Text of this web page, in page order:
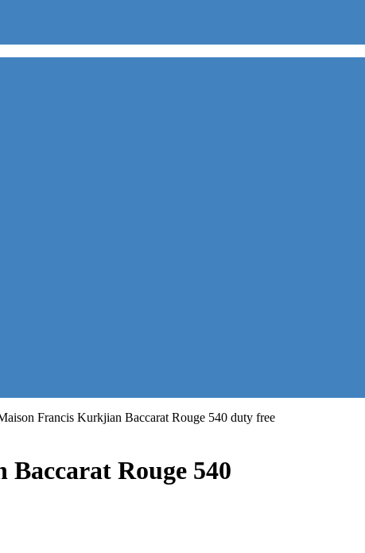
Francis Kurkjian Baccarat Rouge 540 duty free
Rouge 540